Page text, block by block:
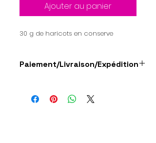
Ajouter au panier
30 g de haricots en conserve
Paiement/Livraison/Expédition
virement bancaire (Mitsubishi UFJ
Bank)